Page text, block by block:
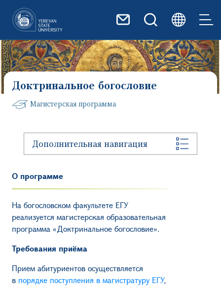
Доктринальное богословие
Магистерская программа
Дополнительная навигация
О программе
На богословском факультете ЕГУ
реализуется магистерская образовательная
программа «Доктринальное богословие».
Требования приёма
Прием абитуриентов осуществляется
в порядке поступления в магистратуру ЕГУ,